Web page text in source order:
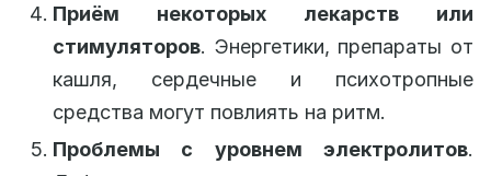
Приём некоторых лекарств или
стимуляторов. Энергетики, препараты от
кашля, сердечные и психотропные
средства могут повлиять на ритм.
Проблемы с уровнем электролитов.